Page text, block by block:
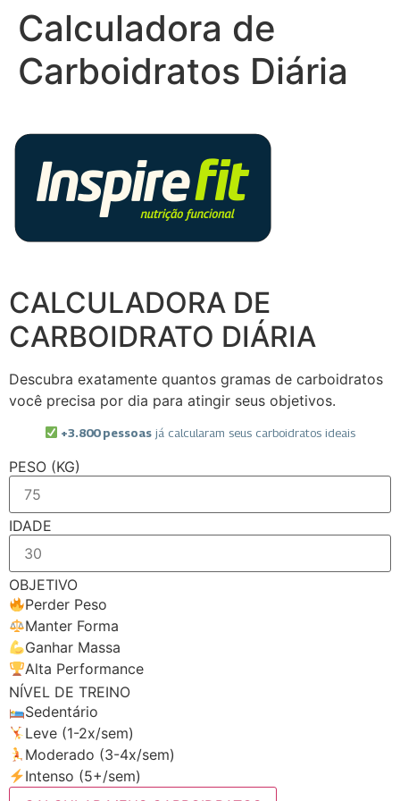
Calculadora de
Carboidratos Diária
CALCULADORA DE
CARBOIDRATO DIÁRIA
Descubra exatamente quantos gramas de carboidratos
você precisa por dia para atingir seus objetivos.
+3.800 pessoas já calcularam seus carboidratos ideais
PESO (KG)
IDADE
OBJETIVO
Perder Peso
Manter Forma
Ganhar Massa
Alta Performance
NÍVEL DE TREINO
Sedentário
Leve (1-2x/sem)
Moderado (3-4x/sem)
Intenso (5+/sem)